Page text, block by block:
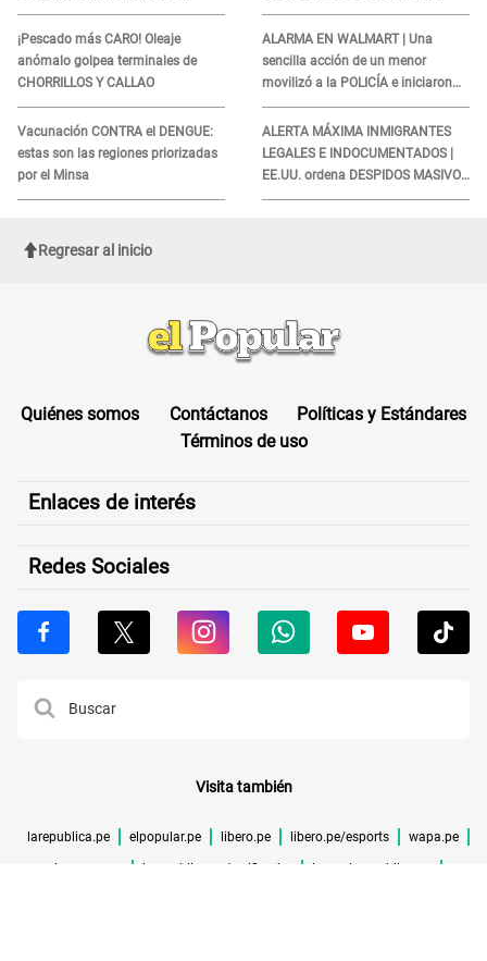
¡Pescado más CARO! Oleaje
anómalo golpea terminales de
CHORRILLOS Y CALLAO
Vacunación CONTRA el DENGUE:
estas son las regiones priorizadas
por el Minsa
ALARMA EN WALMART | Una
sencilla acción de un menor
movilizó a la POLICÍA e iniciaron
una investigación por lo hallado:
¿Qué ocurrió?
ALERTA MÁXIMA INMIGRANTES
LEGALES E INDOCUMENTADOS |
EE.UU. ordena DESPIDOS MASIVOS
y DEPORTACIONES a estos
Regresar al inicio
Quiénes somos Contáctanos
Políticas y Estándares
Términos de uso
Enlaces de interés
Redes Sociales
Visita también
larepublica.pe elpopular.pe libero.pe libero.pe/esports wapa.pe
buenazo.pe larepublica.pe/verificador lrmas.larepublica.pe